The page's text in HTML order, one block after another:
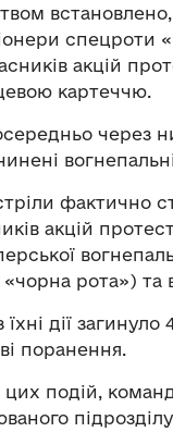
спецроти
акцій
картеччю.
через
фактично
акцій
«чорна рота») та
їхні дії
поранення.
цих подій,